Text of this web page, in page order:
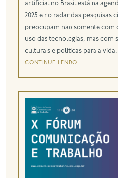
artificial no Brasil está na
2025 e no radar das pesquisas
preocupam não somente com
uso das tecnologias, mas com
culturais e políticas para a
continue lendo